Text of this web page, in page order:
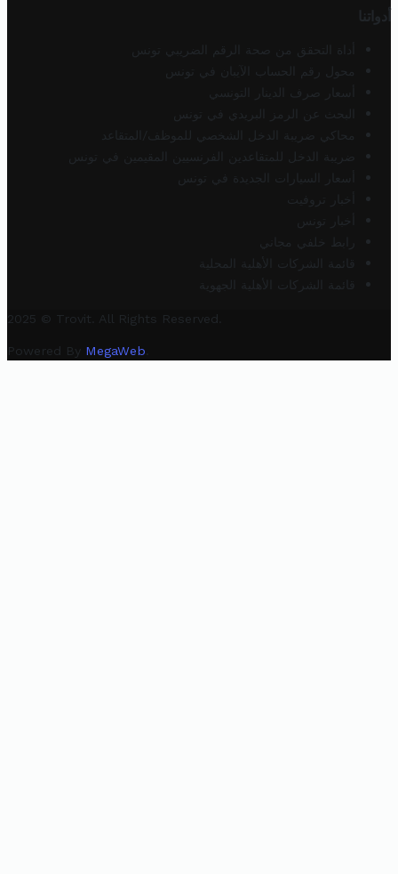
أدواتنا
أداة التحقق من صحة الرقم الضريبي تونس
محول رقم الحساب الآيبان في تونس
أسعار صرف الدينار التونسي
البحث عن الرمز البريدي في تونس
محاكي ضريبة الدخل الشخصي للموظف/المتقاعد
ضريبة الدخل للمتقاعدين الفرنسيين المقيمين في تونس
أسعار السيارات الجديدة في تونس
أخبار تروفيت
أخبار تونس
رابط خلفي مجاني
قائمة الشركات الأهلية المحلية
قائمة الشركات الأهلية الجهوية
2025 © Trovit. All Rights Reserved.
Powered By MegaWeb